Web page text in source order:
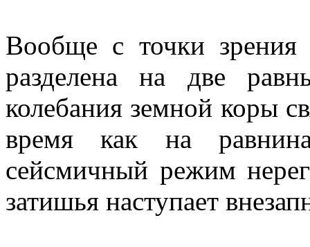
Вообще с точки зрения
разделена на две
колебания земной коры
время как на
сейсмичный режим
затишья наступает